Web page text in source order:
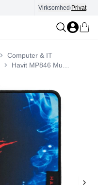
Hjælp i kundecenter
Virksomhed/Privat
Computer & IT